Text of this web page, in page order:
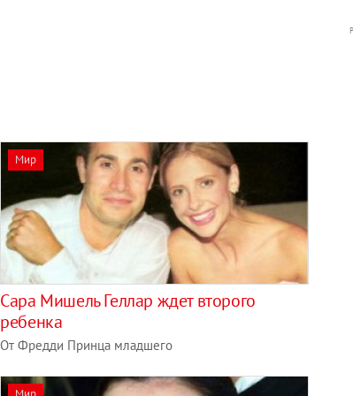
Мир
Сара Мишель Геллар ждет второго
ребенка
От Фредди Принца младшего